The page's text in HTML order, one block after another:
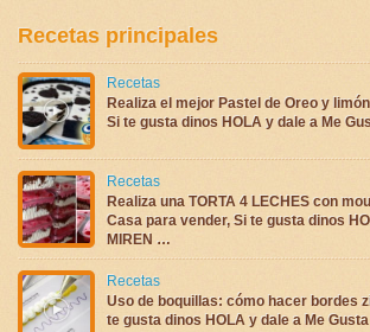
Recetas principales
Recetas
Realiza el mejor Pastel de Oreo y
Si te gusta dinos HOLA y dale a Me
Recetas
Realiza una TORTA 4 LECHES con
Casa para vender, Si te gusta dinos
MIREN …
Recetas
Uso de boquillas: cómo hacer bordes
te gusta dinos HOLA y dale a Me